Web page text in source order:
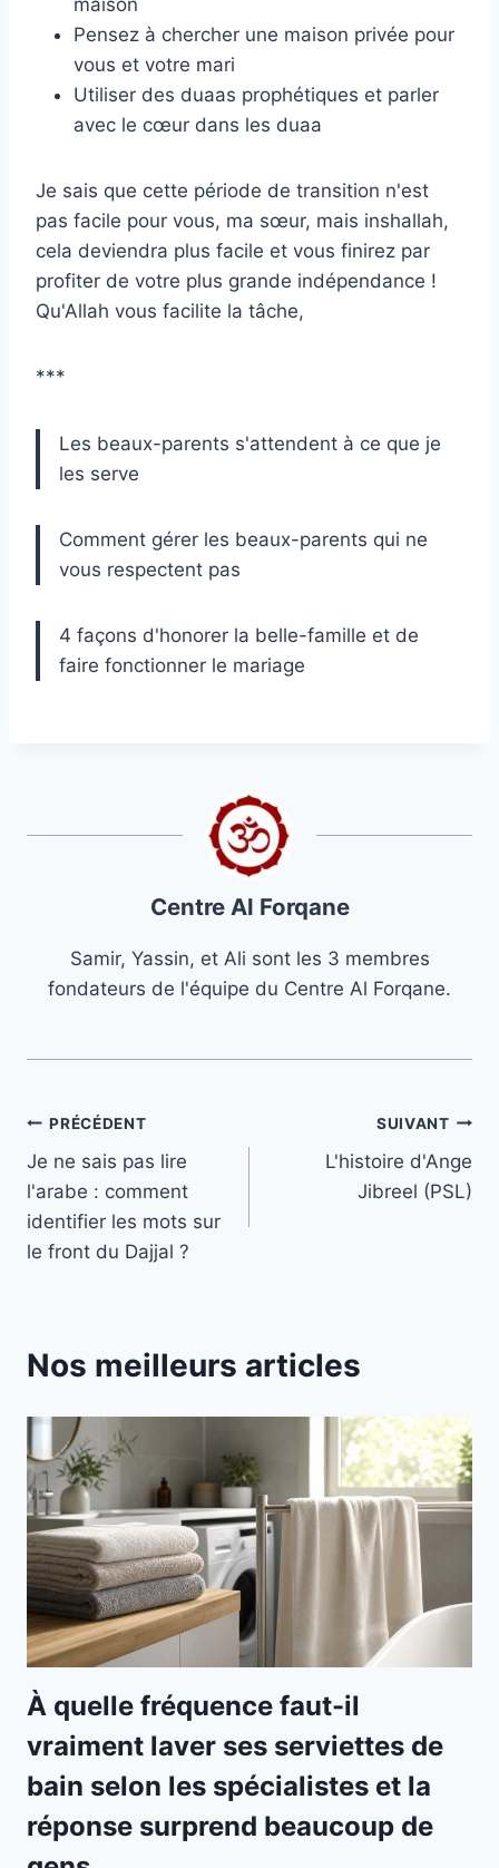
maison
Pensez à chercher une maison privée pour
vous et votre mari
Utiliser des duaas prophétiques et parler
avec le cœur dans les duaa
Je sais que cette période de transition n'est
pas facile pour vous, ma sœur, mais inshallah,
cela deviendra plus facile et vous finirez par
profiter de votre plus grande indépendance !
Qu'Allah vous facilite la tâche,
***
Les beaux-parents s'attendent à ce que je
les serve
Comment gérer les beaux-parents qui ne
vous respectent pas
4 façons d'honorer la belle-famille et de
faire fonctionner le mariage
Centre Al Forqane
Samir, Yassin, et Ali sont les 3 membres
fondateurs de l'équipe du Centre Al Forqane.
Navigation
de
l’article
PRÉCÉDENT
Je ne sais pas lire
l'arabe : comment
identifier les mots sur
le front du Dajjal ?
SUIVANT
L'histoire d'Ange
Jibreel (PSL)
Nos meilleurs articles
À quelle fréquence faut-il
vraiment laver ses serviettes de
bain selon les spécialistes et la
réponse surprend beaucoup de